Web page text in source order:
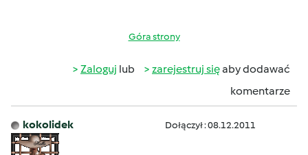
Góra strony
Zaloguj lub zarejestruj sięaby dodawać
komentarze
kokolidek Dołączył : 08.12.2011